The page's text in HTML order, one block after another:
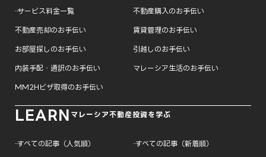
─ サービス料金一覧 不動産購入のお手伝い
不動産売却のお手伝い 賃貸管理のお手伝い
お部屋探しのお手伝い 引越しのお手伝い
内装手配・通訳のお手伝い マレーシア生活のお手伝い
MM2Hビザ取得のお手伝い
マレーシア不動産投資を学ぶ
LEARN
─ すべての記事（人気順） ─ すべての記事（新着順）